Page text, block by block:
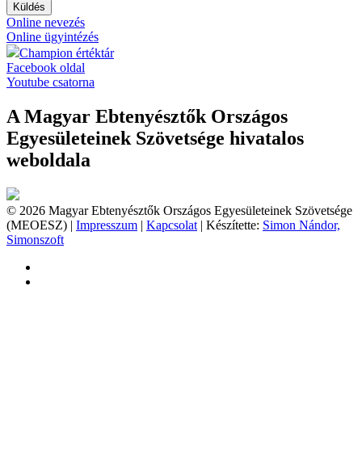
Küldés
Online nevezés
Online ügyintézés
Champion értéktár
Facebook oldal
Youtube csatorna
A Magyar Ebtenyésztők Országos
Egyesületeinek Szövetsége hivatalos
weboldala
© 2026 Magyar Ebtenyésztők Országos Egyesületeinek Szövetsége
(MEOESZ) | Impresszum | Kapcsolat | Készítette: Simon Nándor,
Simonszoft